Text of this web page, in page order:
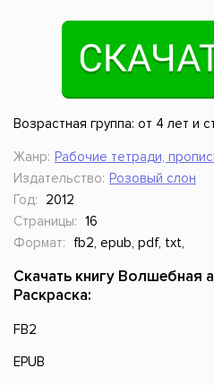
Возрастная группа: от 4 лет и
Жанр: Рабочие тетради,
Издательство: Розовый слон
Год:
2012
Страницы: 16
Формат:
fb2, epub, pdf, txt,
Скачать книгу Волшебная
Раскраска:
FB2
EPUB